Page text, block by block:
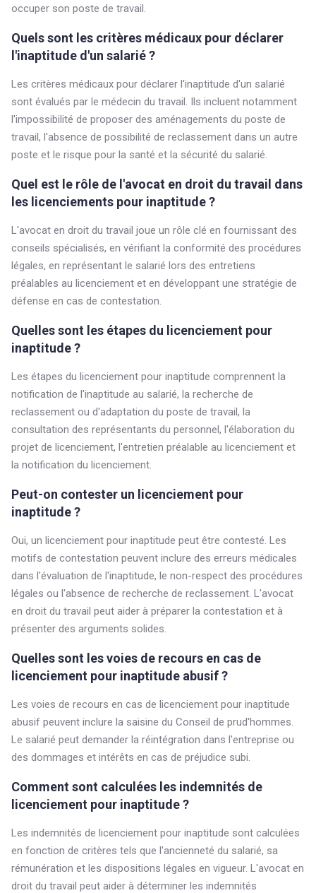
occuper son poste de travail.
Quels sont les critères médicaux pour déclarer
l'inaptitude d'un salarié ?
Les critères médicaux pour déclarer l'inaptitude d'un salarié
sont évalués par le médecin du travail. Ils incluent notamment
l'impossibilité de proposer des aménagements du poste de
travail, l'absence de possibilité de reclassement dans un autre
poste et le risque pour la santé et la sécurité du salarié.
Quel est le rôle de l'avocat en droit du travail dans
les licenciements pour inaptitude ?
L'avocat en droit du travail joue un rôle clé en fournissant des
conseils spécialisés, en vérifiant la conformité des procédures
légales, en représentant le salarié lors des entretiens
préalables au licenciement et en développant une stratégie de
défense en cas de contestation.
Quelles sont les étapes du licenciement pour
inaptitude ?
Les étapes du licenciement pour inaptitude comprennent la
notification de l'inaptitude au salarié, la recherche de
reclassement ou d'adaptation du poste de travail, la
consultation des représentants du personnel, l'élaboration du
projet de licenciement, l'entretien préalable au licenciement et
la notification du licenciement.
Peut-on contester un licenciement pour
inaptitude ?
Oui, un licenciement pour inaptitude peut être contesté. Les
motifs de contestation peuvent inclure des erreurs médicales
dans l'évaluation de l'inaptitude, le non-respect des procédures
légales ou l'absence de recherche de reclassement. L'avocat
en droit du travail peut aider à préparer la contestation et à
présenter des arguments solides.
Quelles sont les voies de recours en cas de
licenciement pour inaptitude abusif ?
Les voies de recours en cas de licenciement pour inaptitude
abusif peuvent inclure la saisine du Conseil de prud'hommes.
Le salarié peut demander la réintégration dans l'entreprise ou
des dommages et intérêts en cas de préjudice subi.
Comment sont calculées les indemnités de
licenciement pour inaptitude ?
Les indemnités de licenciement pour inaptitude sont calculées
en fonction de critères tels que l'ancienneté du salarié, sa
rémunération et les dispositions légales en vigueur. L'avocat en
droit du travail peut aider à déterminer les indemnités